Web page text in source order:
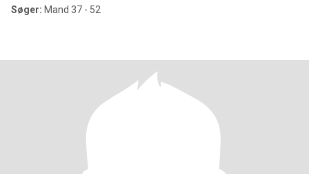
Søger: Mand 37 - 52